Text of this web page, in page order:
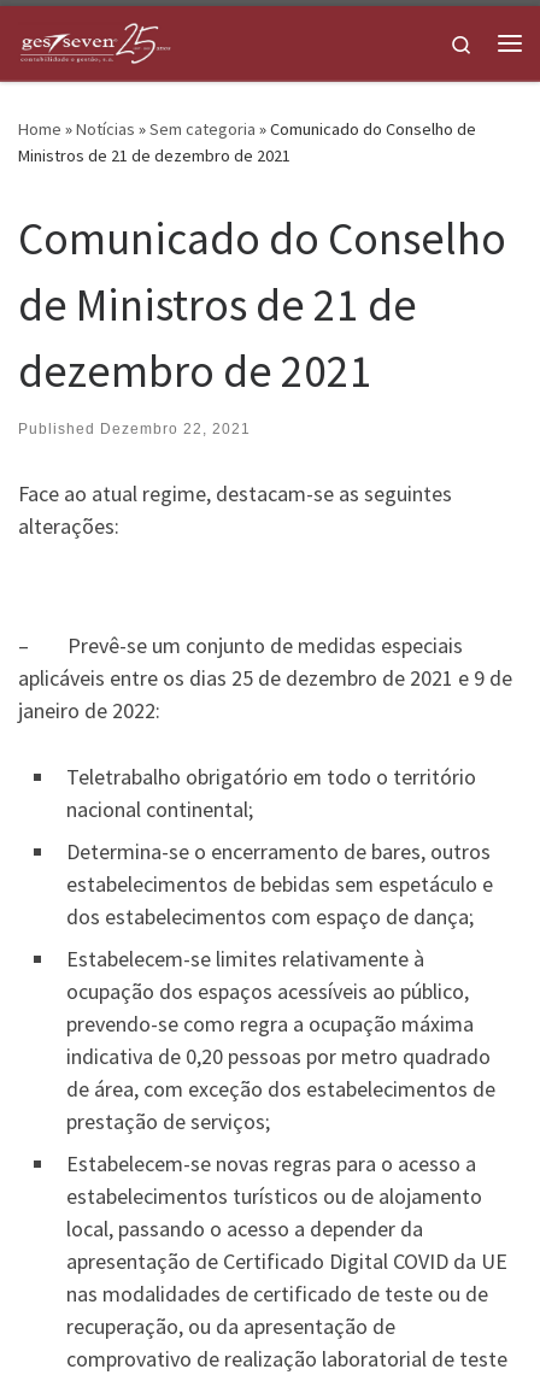
Skip to content
Search
Home »Notícias »Sem categoria »Comunicado do Conselho de
Ministros de 21 de dezembro de 2021
Comunicado do Conselho
de Ministros de 21 de
dezembro de 2021
Published Dezembro 22, 2021
Face ao atual regime, destacam-se as seguintes
alterações:
– Prevê-se um conjunto de medidas especiais
aplicáveis entre os dias 25 de dezembro de 2021 e 9 de
janeiro de 2022:
Teletrabalho obrigatório em todo o território
nacional continental;
Determina-se o encerramento de bares, outros
estabelecimentos de bebidas sem espetáculo e
dos estabelecimentos com espaço de dança;
Estabelecem-se limites relativamente à
ocupação dos espaços acessíveis ao público,
prevendo-se como regra a ocupação máxima
indicativa de 0,20 pessoas por metro quadrado
de área, com exceção dos estabelecimentos de
prestação de serviços;
Estabelecem-se novas regras para o acesso a
estabelecimentos turísticos ou de alojamento
local, passando o acesso a depender da
apresentação de Certificado Digital COVID da UE
nas modalidades de certificado de teste ou de
recuperação, ou da apresentação de
comprovativo de realização laboratorial de teste